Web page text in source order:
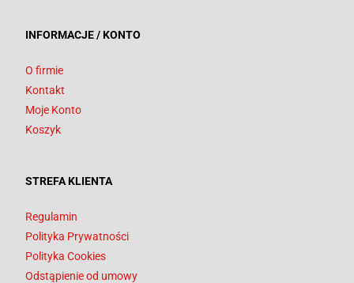
INFORMACJE / KONTO
O firmie
Kontakt
Moje Konto
Koszyk
STREFA KLIENTA
Regulamin
Polityka Prywatności
Polityka Cookies
Odstąpienie od umowy